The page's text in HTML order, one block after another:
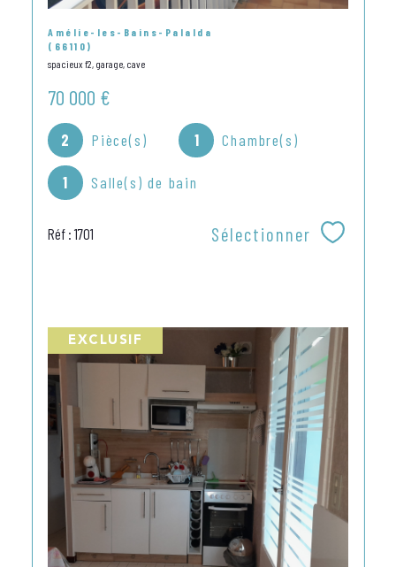
Amélie-les-Bains-Palalda
(66110)
spacieux f2, garage, cave
70 000 €
2 Pièce(s) 1 Chambre(s)
1 Salle(s) de bain
Réf : 1701 Sélectionner
EXCLUSIF